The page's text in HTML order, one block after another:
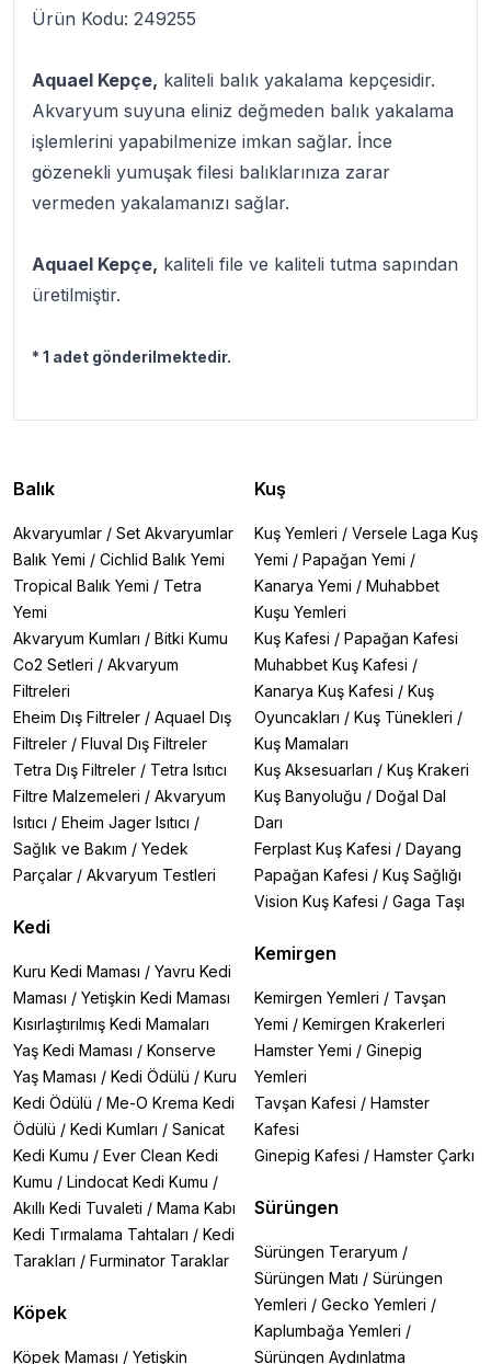
Ürün Kodu: 249255
Aquael Kepçe, kaliteli balık yakalama kepçesidir.
Akvaryum suyuna eliniz değmeden balık yakalama
işlemlerini yapabilmenize imkan sağlar. İnce
gözenekli yumuşak filesi balıklarınıza zarar
vermeden yakalamanızı sağlar.
Aquael Kepçe, kaliteli file ve kaliteli tutma sapından
üretilmiştir.
* 1 adet gönderilmektedir.
Balık
Akvaryumlar / Set Akvaryumlar
Balık Yemi / Cichlid Balık Yemi
Tropical Balık Yemi / Tetra
Yemi
Akvaryum Kumları / Bitki Kumu
Co2 Setleri / Akvaryum
Filtreleri
Eheim Dış Filtreler / Aquael Dış
Filtreler / Fluval Dış Filtreler
Tetra Dış Filtreler / Tetra Isıtıcı
Filtre Malzemeleri / Akvaryum
Isıtıcı / Eheim Jager Isıtıcı /
Sağlık ve Bakım / Yedek
Parçalar / Akvaryum Testleri
Kedi
Kuru Kedi Maması / Yavru Kedi
Maması / Yetişkin Kedi Maması
Kısırlaştırılmış Kedi Mamaları
Yaş Kedi Maması / Konserve
Yaş Maması / Kedi Ödülü / Kuru
Kedi Ödülü / Me-O Krema Kedi
Ödülü / Kedi Kumları / Sanicat
Kedi Kumu / Ever Clean Kedi
Kumu / Lindocat Kedi Kumu /
Akıllı Kedi Tuvaleti / Mama Kabı
Kedi Tırmalama Tahtaları / Kedi
Tarakları / Furminator Taraklar
Köpek
Köpek Maması / Yetişkin
Kuş
Kuş Yemleri / Versele Laga Kuş
Yemi / Papağan Yemi /
Kanarya Yemi / Muhabbet
Kuşu Yemleri
Kuş Kafesi / Papağan Kafesi
Muhabbet Kuş Kafesi /
Kanarya Kuş Kafesi / Kuş
Oyuncakları / Kuş Tünekleri /
Kuş Mamaları
Kuş Aksesuarları / Kuş Krakeri
Kuş Banyoluğu / Doğal Dal
Darı
Ferplast Kuş Kafesi / Dayang
Papağan Kafesi / Kuş Sağlığı
Vision Kuş Kafesi / Gaga Taşı
Kemirgen
Kemirgen Yemleri / Tavşan
Yemi / Kemirgen Krakerleri
Hamster Yemi / Ginepig
Yemleri
Tavşan Kafesi / Hamster
Kafesi
Ginepig Kafesi / Hamster Çarkı
Sürüngen
Sürüngen Teraryum /
Sürüngen Matı / Sürüngen
Yemleri / Gecko Yemleri /
Kaplumbağa Yemleri /
Sürüngen Aydınlatma